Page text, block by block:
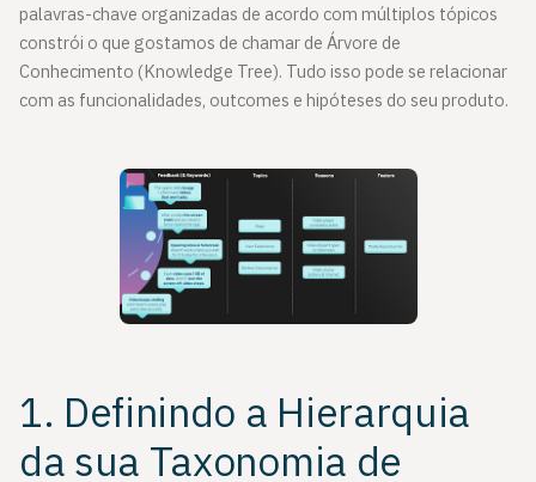
palavras-chave organizadas de acordo com múltiplos tópicos
constrói o que gostamos de chamar de Árvore de
Conhecimento (Knowledge Tree). Tudo isso pode se relacionar
com as funcionalidades, outcomes e hipóteses do seu produto.
1. Definindo a Hierarquia
da sua Taxonomia de